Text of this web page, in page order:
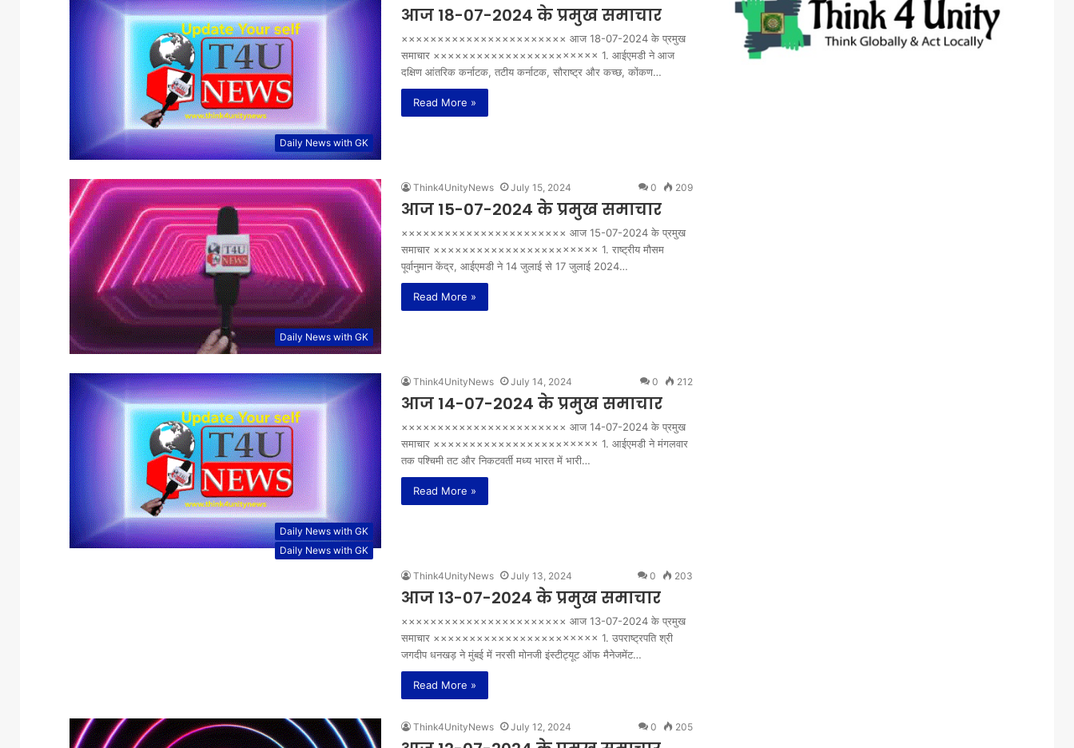
Daily News with GK
आज 18-07-2024 के प्रमुख समाचार
××××××××××××××××××××××× आज 18-07-2024 के प्रमुख
समाचार ××××××××××××××××××××××× 1. आईएमडी ने आज
दक्षिण आंतरिक कर्नाटक, तटीय कर्नाटक, सौराष्ट्र और कच्छ, कोंकण…
Read More »
Daily News with GK
Think4UnityNews July 15, 2024 0 209
आज 15-07-2024 के प्रमुख समाचार
××××××××××××××××××××××× आज 15-07-2024 के प्रमुख
समाचार ××××××××××××××××××××××× 1. राष्ट्रीय मौसम
पूर्वानुमान केंद्र, आईएमडी ने 14 जुलाई से 17 जुलाई 2024…
Read More »
Daily News with GK
Think4UnityNews July 14, 2024 0 212
आज 14-07-2024 के प्रमुख समाचार
××××××××××××××××××××××× आज 14-07-2024 के प्रमुख
समाचार ××××××××××××××××××××××× 1. आईएमडी ने मंगलवार
तक पश्चिमी तट और निकटवर्ती मध्य भारत में भारी…
Read More »
Daily News with GK
Think4UnityNews July 13, 2024 0 203
आज 13-07-2024 के प्रमुख समाचार
××××××××××××××××××××××× आज 13-07-2024 के प्रमुख
समाचार ××××××××××××××××××××××× 1. उपराष्ट्रपति श्री
जगदीप धनखड़ ने मुंबई में नरसी मोनजी इंस्टीट्यूट ऑफ मैनेजमेंट…
Read More »
Think4UnityNews July 12, 2024 0 205